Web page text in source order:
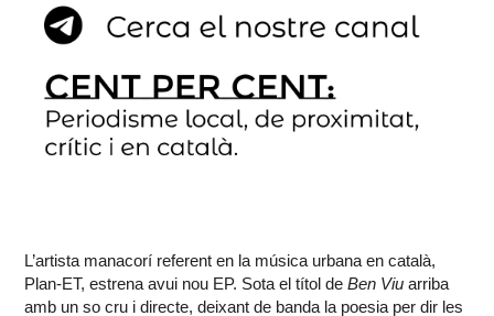
L’artista manacorí referent en la música urbana en català,
Plan-ET, estrena avui nou EP. Sota el títol de Ben Viu arriba
amb un so cru i directe, deixant de banda la poesia per dir les